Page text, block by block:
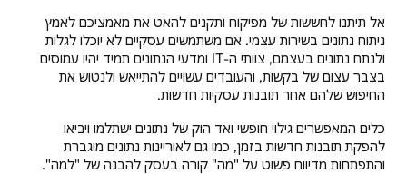
אל תיתנו לחששות של מפיקוח ותקנים להאט את מאמציכם לאמץ
ניתוח נתונים בשירות עצמי. אם משתמשים עסקיים לא יוכלו לגלות
ולנתח נתונים בעצמם, צוותי ה-IT ומדעי הנתונים תמיד יהיו עמוסים
בצבר עצום של בקשות, והעובדים עשויים להתייאש ולנטוש את
החיפוש שלהם אחר תובנות עסקיות חדשות.
כלים המאפשרים גילוי חופשי ואד הוק של נתונים ישתלמו ויביאו
להפקת תובנות חדשות בזמן, כמו גם לאוריינות נתונים מוגברת
והתפתחות מדיווח פשוט על "מה" קורה בעסק להבנה של "למה".